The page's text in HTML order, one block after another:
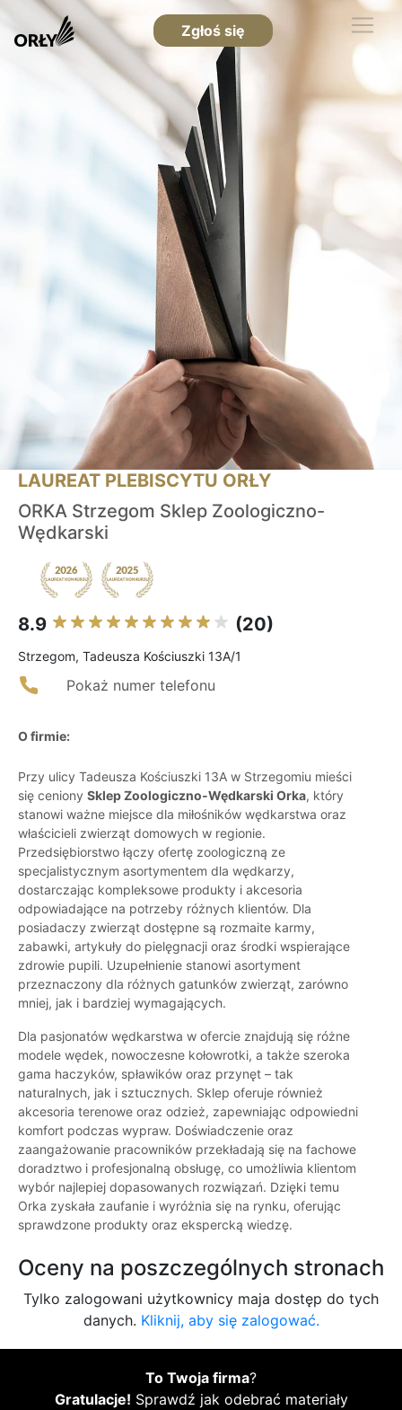
Zgłoś się
LAUREAT PLEBISCYTU ORŁY
ORKA Strzegom Sklep Zoologiczno-
Wędkarski
8.9 (20)
Strzegom, Tadeusza Kościuszki 13A/1
Pokaż numer telefonu
O firmie:
Przy ulicy Tadeusza Kościuszki 13A w Strzegomiu mieści
się ceniony Sklep Zoologiczno-Wędkarski Orka, który
stanowi ważne miejsce dla miłośników wędkarstwa oraz
właścicieli zwierząt domowych w regionie.
Przedsiębiorstwo łączy ofertę zoologiczną ze
specjalistycznym asortymentem dla wędkarzy,
dostarczając kompleksowe produkty i akcesoria
odpowiadające na potrzeby różnych klientów. Dla
posiadaczy zwierząt dostępne są rozmaite karmy,
zabawki, artykuły do pielęgnacji oraz środki wspierające
zdrowie pupili. Uzupełnienie stanowi asortyment
przeznaczony dla różnych gatunków zwierząt, zarówno
mniej, jak i bardziej wymagających.
Dla pasjonatów wędkarstwa w ofercie znajdują się różne
modele wędek, nowoczesne kołowrotki, a także szeroka
gama haczyków, spławików oraz przynęt – tak
naturalnych, jak i sztucznych. Sklep oferuje również
akcesoria terenowe oraz odzież, zapewniając odpowiedni
komfort podczas wypraw. Doświadczenie oraz
zaangażowanie pracowników przekładają się na fachowe
doradztwo i profesjonalną obsługę, co umożliwia klientom
wybór najlepiej dopasowanych rozwiązań. Dzięki temu
Orka zyskała zaufanie i wyróżnia się na rynku, oferując
sprawdzone produkty oraz ekspercką wiedzę.
Oceny na poszczególnych stronach
Tylko zalogowani użytkownicy maja dostęp do tych
danych. Kliknij, aby się zalogować.
To Twoja firma?
Gratulacje! Sprawdź jak odebrać materiały